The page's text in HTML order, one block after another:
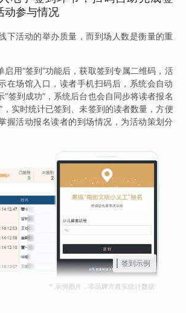
动参与情况
下活动的举办质量，而到场人数是衡量的重
启用“签到”功能后，获取签到专属二维码，活
在场馆入口，读者手机扫码后，系统会自动
“签到成功”，系统后台也会自同步将读者报名
，实时统计已签到、未签到的读者数量，方便
握活动报名读者的到场情况，为活动策划分
签到示例
* 示例图片，非品牌方真实统计数据